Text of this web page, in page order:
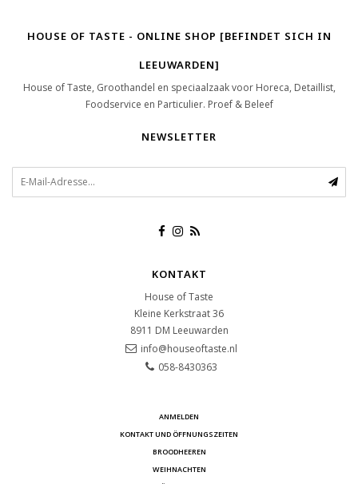
HOUSE OF TASTE - ONLINE SHOP [BEFINDET SICH IN
LEEUWARDEN]
House of Taste, Groothandel en speciaalzaak voor Horeca, Detaillist,
Foodservice en Particulier. Proef & Beleef
NEWSLETTER
KONTAKT
House of Taste
Kleine Kerkstraat 36
8911 DM Leeuwarden
info@houseoftaste.nl
058-8430363
ANMELDEN
KONTAKT UND ÖFFNUNGSZEITEN
BROODHEEREN
WEIHNACHTEN